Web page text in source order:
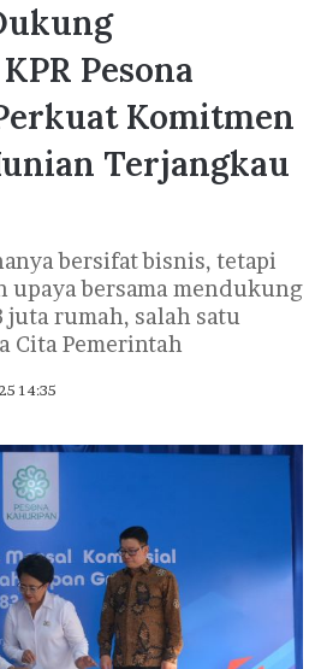
Pesona
Komitmen
Terjangkau
bersifat bisnis, tetapi
upaya bersama mendukung
rumah, salah satu
Cita Pemerintah
14:35